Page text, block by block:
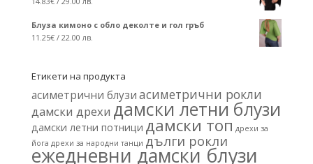
Блуза кимоно с обло деколте и гол гръб
11.25€/ 22.00 лв.
Етикети на продукта
асиметрични блузиасиметрични рокли
дамски дрехи дамски летни блузи
дамски летни потници дамски топ дрехи за
йога дрехи за народни танци дълги рокли
ежедневни дамски блузи